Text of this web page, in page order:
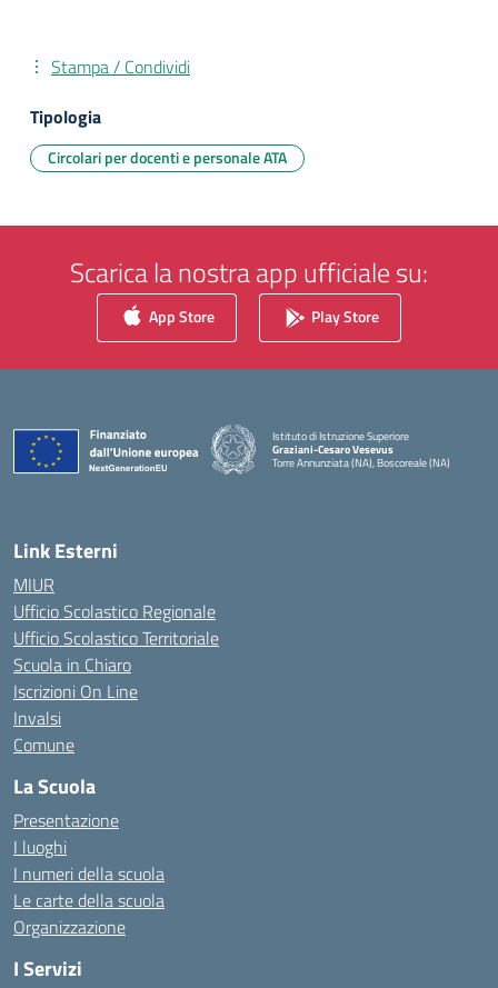
Stampa / Condividi
Tipologia
Circolari per docenti e personale ATA
Scarica la nostra app ufficiale su:
App Store Play Store
Istituto di Istruzione Superiore
Graziani-Cesaro Vesevus
Torre Annunziata (NA), Boscoreale (NA)
Link Esterni
MIUR
Ufficio Scolastico Regionale
Ufficio Scolastico Territoriale
Scuola in Chiaro
Iscrizioni On Line
Invalsi
Comune
La Scuola
Presentazione
I luoghi
I numeri della scuola
Le carte della scuola
Organizzazione
I Servizi